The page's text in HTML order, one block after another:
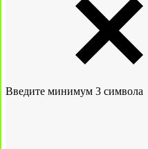
Введите минимум 3 символа